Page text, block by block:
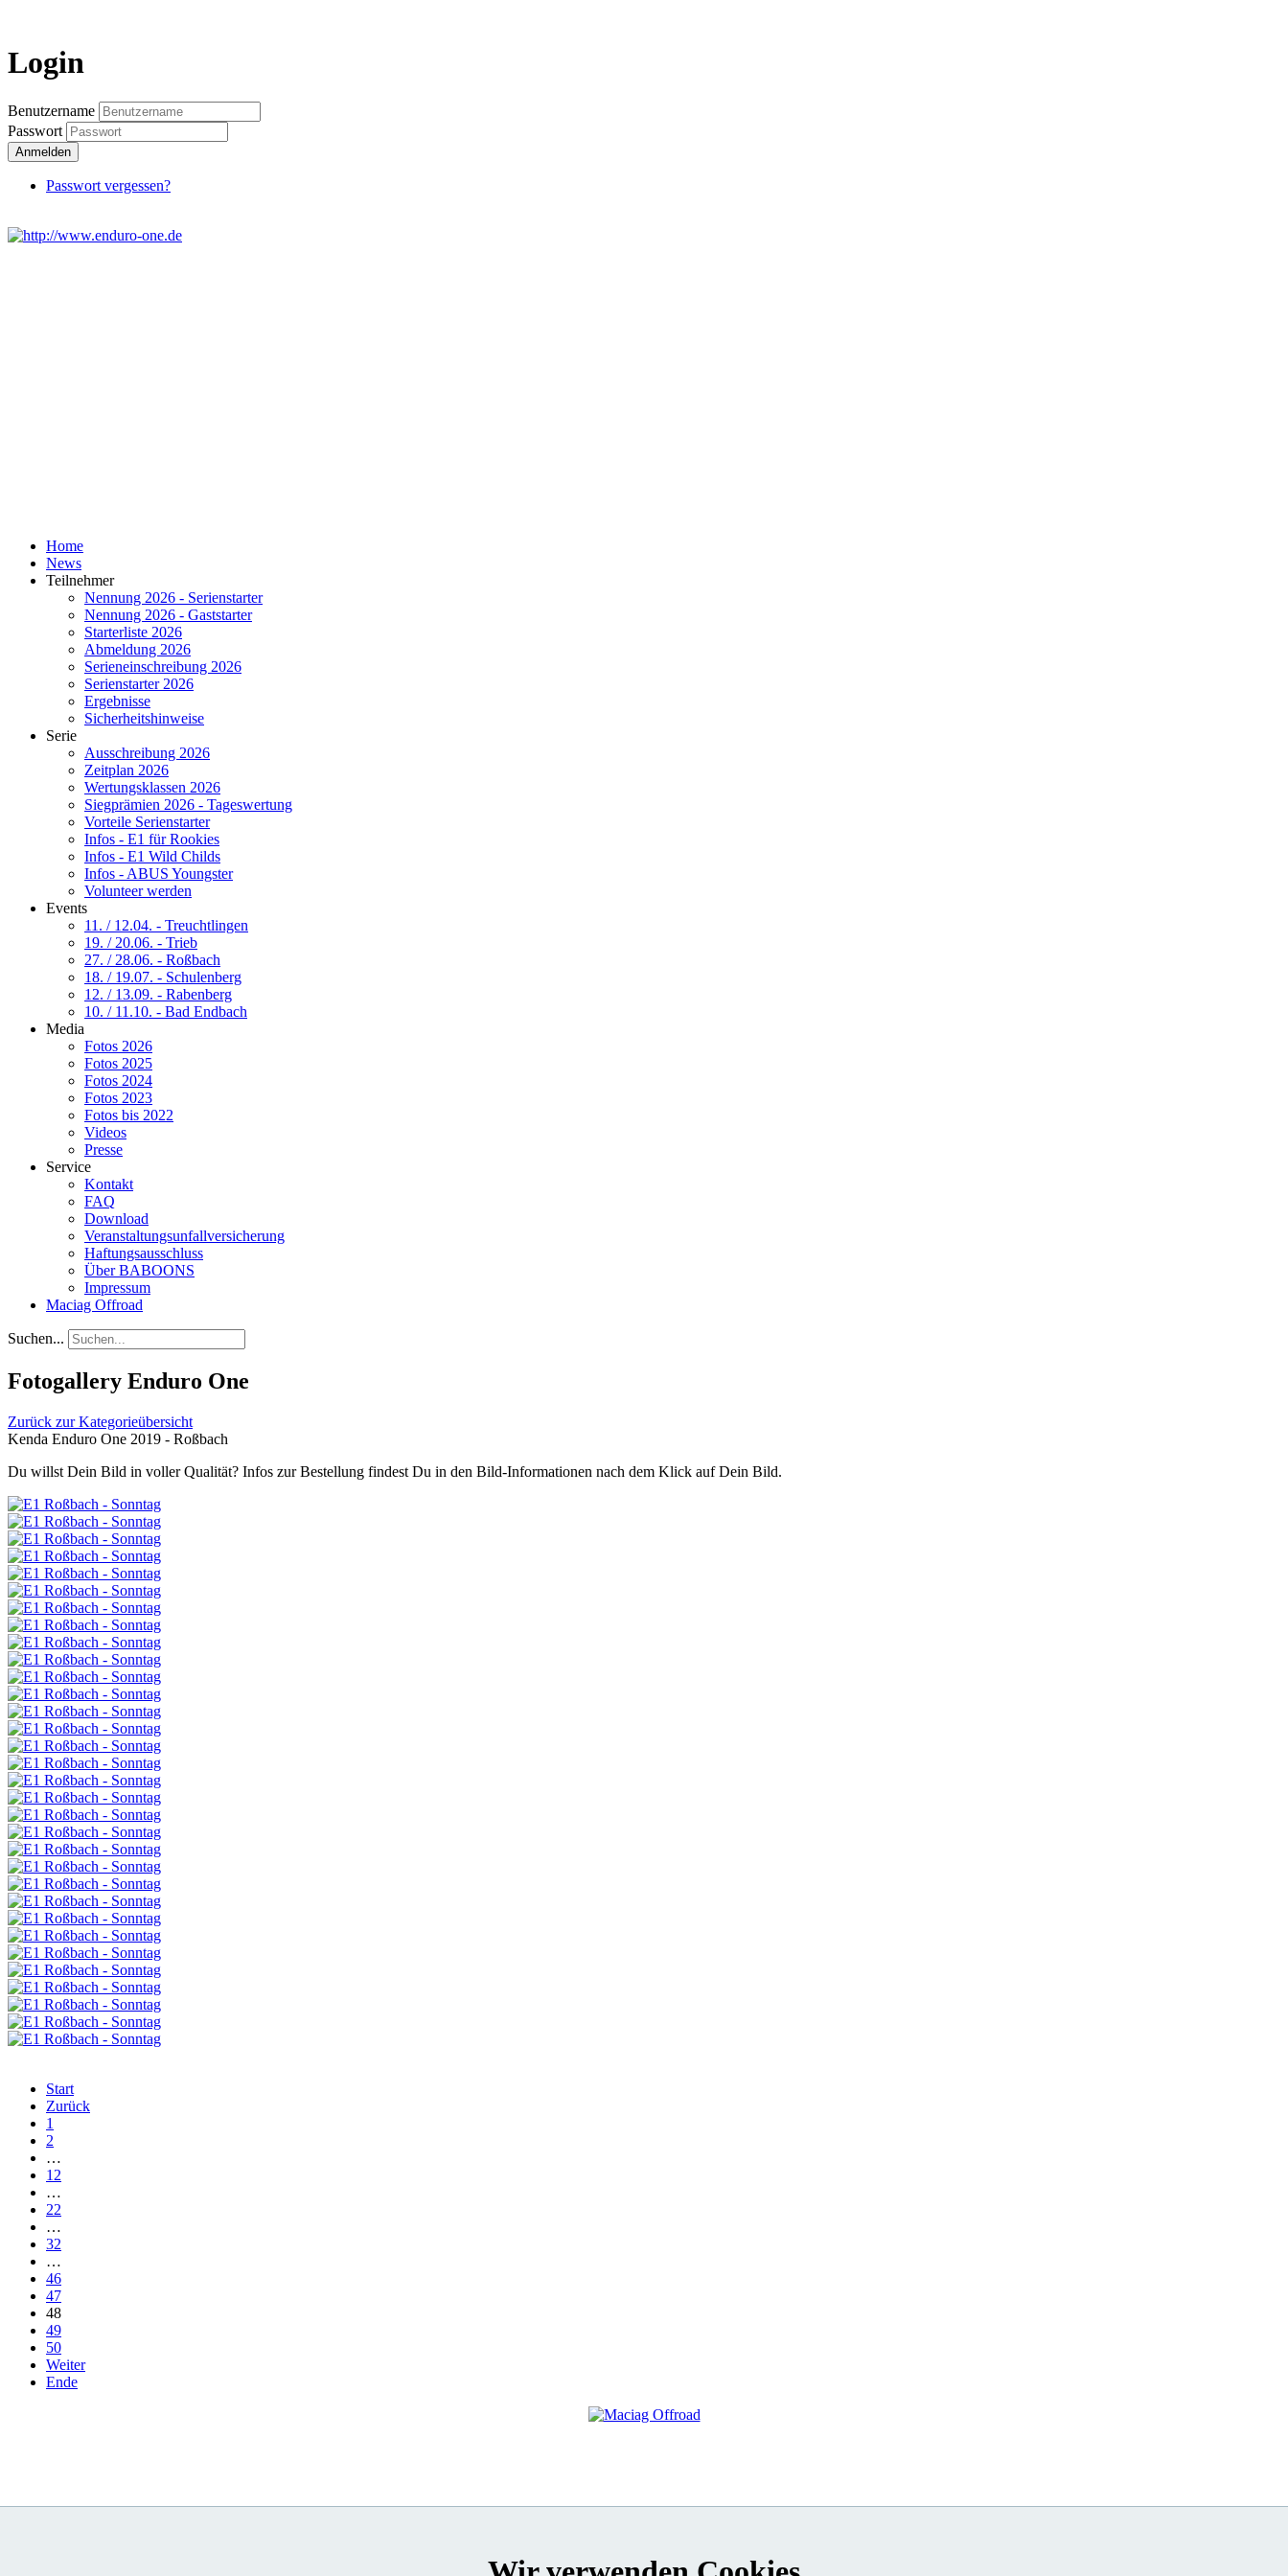
Login
Benutzername
Passwort
Anmelden
Passwort vergessen?
Home
News
Teilnehmer
Nennung 2026 - Serienstarter
Nennung 2026 - Gaststarter
Starterliste 2026
Abmeldung 2026
Serieneinschreibung 2026
Serienstarter 2026
Ergebnisse
Sicherheitshinweise
Serie
Ausschreibung 2026
Zeitplan 2026
Wertungsklassen 2026
Siegprämien 2026 - Tageswertung
Vorteile Serienstarter
Infos - E1 für Rookies
Infos - E1 Wild Childs
Infos - ABUS Youngster
Volunteer werden
Events
11. / 12.04. - Treuchtlingen
19. / 20.06. - Trieb
27. / 28.06. - Roßbach
18. / 19.07. - Schulenberg
12. / 13.09. - Rabenberg
10. / 11.10. - Bad Endbach
Media
Fotos 2026
Fotos 2025
Fotos 2024
Fotos 2023
Fotos bis 2022
Videos
Presse
Service
Kontakt
FAQ
Download
Veranstaltungsunfallversicherung
Haftungsausschluss
Über BABOONS
Impressum
Maciag Offroad
Suchen...
Fotogallery Enduro One
Zurück zur Kategorieübersicht
Kenda Enduro One 2019 - Roßbach
Du willst Dein Bild in voller Qualität? Infos zur Bestellung findest Du in den Bild-Informationen nach dem Klick auf Dein Bild.
Start
Zurück
1
2
…
12
…
22
…
32
…
46
47
48
49
50
Weiter
Ende